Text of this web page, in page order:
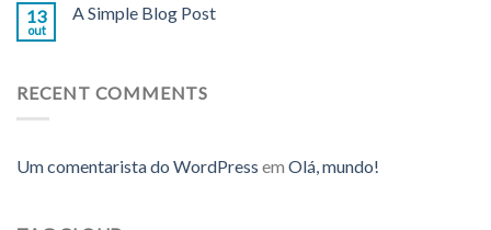
13
out
A Simple Blog Post
RECENT COMMENTS
Um comentarista do WordPress em Olá, mundo!